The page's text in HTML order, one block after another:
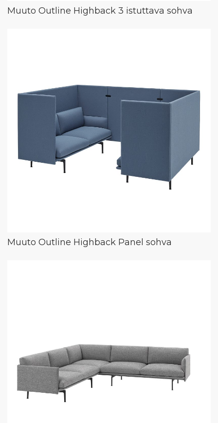
Muuto Outline Highback 3 istuttava sohva
Muuto Outline Highback Panel sohva